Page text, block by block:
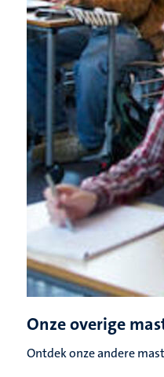
Onze overige
Ontdek onze andere